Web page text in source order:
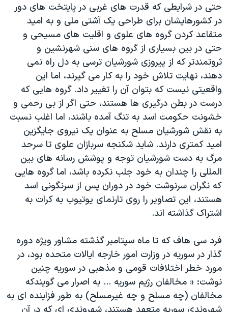
حتی در شرایطی که قدرت های غربی در پایتخت های دور
در کشورهایشان برای طراحی یک آشتی ملی و به امید
متقاعد کردن گروه های علوی و اقلیت های مسیحی و
حتی در بین بسیاری از گروه های سنی شهرنشین و
ثروتمندتر که از پیروزی شورشیان ترسی به دل راه نمی
دهند، نهایت تلاش خود را به کار می گیرند، اما این
واقعیتی نیست که بتوان آن را تغییر داد. گروه هایی که
درست در بطن درگیری ها هستند، حتی اگر از بی رحمی و
خشونت حکومت اسد به تنگ آمده باشند، اما اغلب نسبت
به نقش شورشیان مسلح به عنوان یک نیروی جایگزین
امید کمتری دارند. شاید شکنجه سربازان علوی تا سرحد
مرگ به دست شورشیان توجه و پوشش رسانه های بین
المللی را چندان به خود جلب نکرده باشد، اما گروه هایی
که نگران سرنوشت خود در دوران پس از سرنگونی اسد
هستند، این تصاویر را روی تارنمای یوتیوب به کرات به
اشتراک گذاشته اند.
فرد سی هاف که تا ماه سپتامبر گذشته مشاور ویژه دوره
گذار در سوریه در وزارت امور خارجه ایالات متحده بود، در
مورد خطر اختلافات قومی و مذهبی در سوریه چنین
نوشت: « مخالفان رژیم سوریه ... به اصرار می گویندکه
مخالفان (چه مسلح و چه غیرمسلح) به طور فزاینده ای به